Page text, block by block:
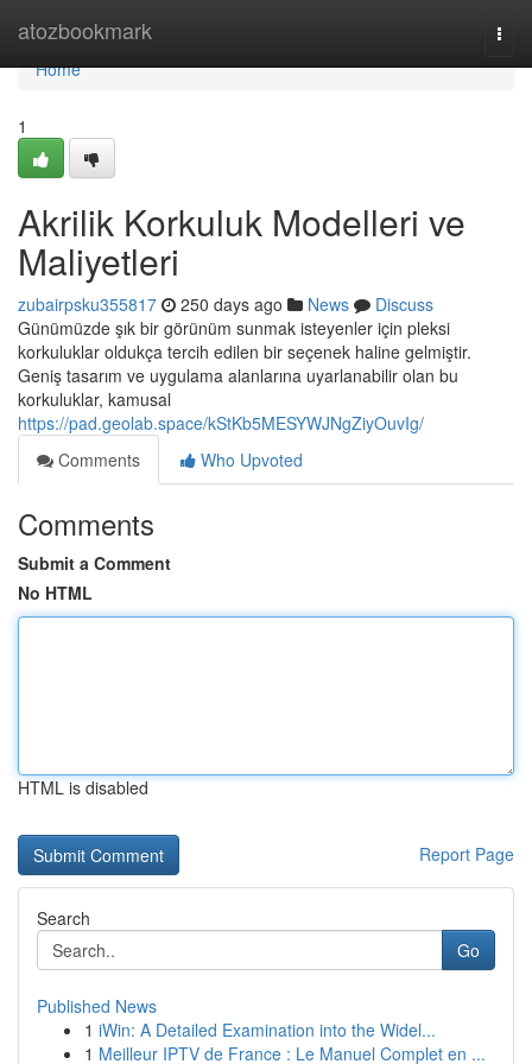
atozbookmark
Home
Home
1
Akrilik Korkuluk Modelleri ve
Maliyetleri
zubairpsku355817 250 days ago News
Discuss
Günümüzde şık bir görünüm sunmak isteyenler için pleksi
korkuluklar oldukça tercih edilen bir seçenek haline gelmiştir.
Geniş tasarım ve uygulama alanlarına uyarlanabilir olan bu
korkuluklar, kamusal
https://pad.geolab.space/kStKb5MESYWJNgZiyOuvIg/
Comments
Who Upvoted
Comments
Submit a Comment
No HTML
HTML is disabled
Report Page
Search
Go
Published News
1 iWin: A Detailed Examination into the Widel...
1 Meilleur IPTV de France : Le Manuel Complet en ...